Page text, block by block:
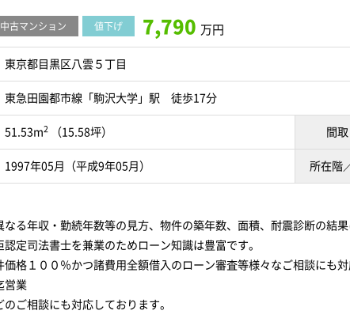
中古マンション 値下げ 7,790 万円
東京都目黒区八雲５丁目
東急田園都市線「駒沢大学」駅 徒歩17分
51.53m2 （15.58坪） 間
1997年05月（平成9年05月） 所在階
る年収・勤続年数等の見方、物件の築年数、面積、耐震診断の結
定司法書士を兼業のためローン知識は豊富です。
格１００％かつ諸費用全額借入のローン審査等様々なご相談にも対
営業
ご相談にも対応しております。